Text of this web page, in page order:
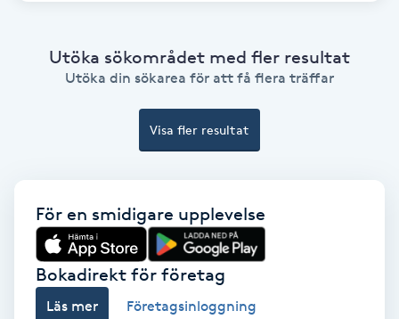
Gellack
Gellack med förstärkning
Gravidmassage
Utöka sökområdet med fler resultat
Utöka din sökarea för att få flera träffar
Visa fler resultat
För en smidigare upplevelse
Bokadirekt för företag
Läs mer Företagsinloggning